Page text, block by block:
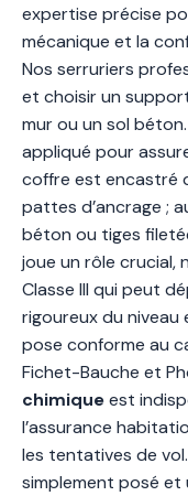
expertise précise
mécanique et la
Nos serruriers
et choisir un
mur ou un sol
appliqué pour
coffre est encastré
pattes d’ancrage ;
béton ou tiges
joue un rôle crucial,
Classe III qui peut
rigoureux du niveau
pose conforme au
Fichet-Bauche et
chimiqueest
l’assurance
les tentatives de
simplement posé et